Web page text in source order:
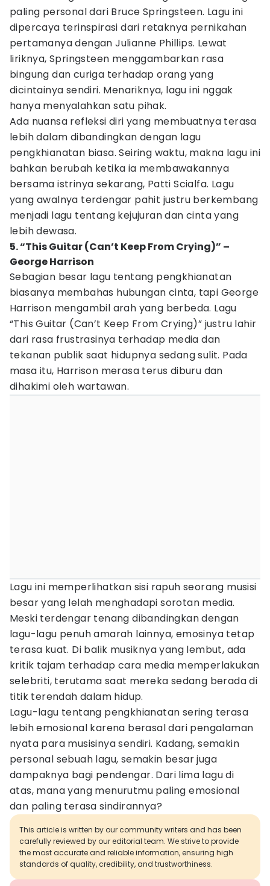
paling personal dari Bruce Springsteen. Lagu ini
dipercaya terinspirasi dari retaknya pernikahan
pertamanya dengan Julianne Phillips. Lewat
liriknya, Springsteen menggambarkan rasa
bingung dan curiga terhadap orang yang
dicintainya sendiri. Menariknya, lagu ini nggak
hanya menyalahkan satu pihak.
Ada nuansa refleksi diri yang membuatnya terasa
lebih dalam dibandingkan dengan lagu
pengkhianatan biasa. Seiring waktu, makna lagu ini
bahkan berubah ketika ia membawakannya
bersama istrinya sekarang, Patti Scialfa. Lagu
yang awalnya terdengar pahit justru berkembang
menjadi lagu tentang kejujuran dan cinta yang
lebih dewasa.
5. “This Guitar (Can’t Keep From Crying)” –
George Harrison
Sebagian besar lagu tentang pengkhianatan
biasanya membahas hubungan cinta, tapi George
Harrison mengambil arah yang berbeda. Lagu
“This Guitar (Can’t Keep From Crying)” justru lahir
dari rasa frustrasinya terhadap media dan
tekanan publik saat hidupnya sedang sulit. Pada
masa itu, Harrison merasa terus diburu dan
dihakimi oleh wartawan.
Lagu ini memperlihatkan sisi rapuh seorang musisi
besar yang lelah menghadapi sorotan media.
Meski terdengar tenang dibandingkan dengan
lagu-lagu penuh amarah lainnya, emosinya tetap
terasa kuat. Di balik musiknya yang lembut, ada
kritik tajam terhadap cara media memperlakukan
selebriti, terutama saat mereka sedang berada di
titik terendah dalam hidup.
Lagu-lagu tentang pengkhianatan sering terasa
lebih emosional karena berasal dari pengalaman
nyata para musisinya sendiri. Kadang, semakin
personal sebuah lagu, semakin besar juga
dampaknya bagi pendengar. Dari lima lagu di
atas, mana yang menurutmu paling emosional
dan paling terasa sindirannya?
This article is written by our community writers and has been
carefully reviewed by our editorial team. We strive to provide
the most accurate and reliable information, ensuring high
standards of quality, credibility, and trustworthiness.